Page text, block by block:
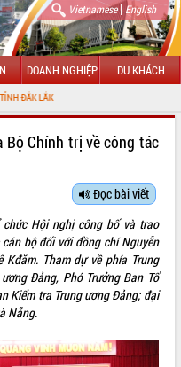
Vietnamese| English
DOANH NGHIỆP DU KHÁCH
Bộ Chính trị về công tác
Đọc bài viết
Hội nghị công bố và trao
bộ đối với đồng chí Nguyễn
Tham dự về phía Trung
Đảng, Phó Trưởng Ban Tổ
Kiểm tra Trung ương Đảng; đại
Nẵng.